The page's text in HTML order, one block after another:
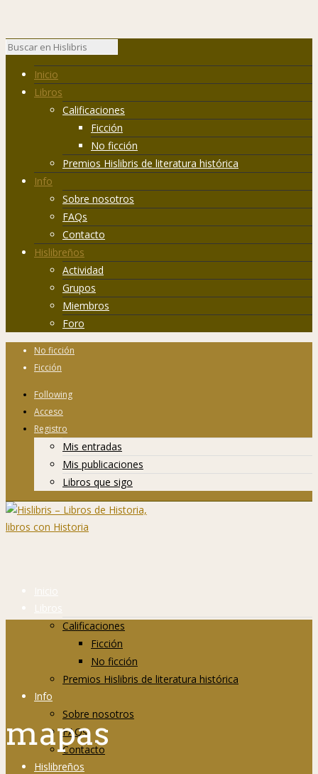
Inicio
Libros
Calificaciones
Ficción
No ficción
Premios Hislibris de literatura histórica
Info
Sobre nosotros
FAQs
Contacto
Hislibreños
Actividad
Grupos
Miembros
Foro
No ficción
Ficción
Following
Acceso
Registro
Mis entradas
Mis publicaciones
Libros que sigo
Inicio
Libros
Calificaciones
Ficción
No ficción
Premios Hislibris de literatura histórica
Info
Sobre nosotros
FAQs
Contacto
Hislibreños
mapas